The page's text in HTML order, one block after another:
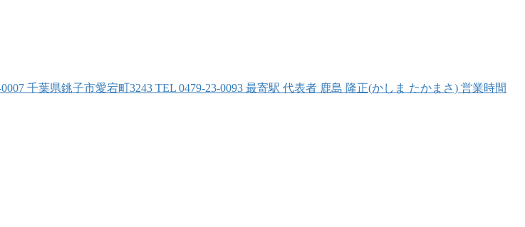
千葉県銚子市愛宕町3243 TEL 0479-23-0093 最寄駅 代表者 鹿島 隆正(かしま たかまさ) 営業時間